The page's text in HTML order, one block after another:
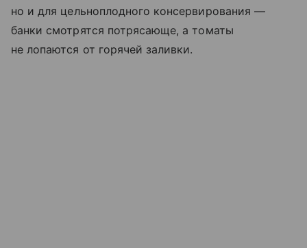
но и для цельноплодного консервирования —
банки смотрятся потрясающе, а томаты
не лопаются от горячей заливки.